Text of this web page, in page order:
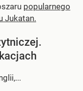
popularnego
Jukatan.